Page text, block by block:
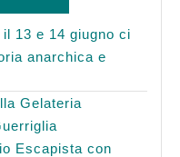
13 e 14 giugno ci
anarchica e
Gelateria
Escapista con